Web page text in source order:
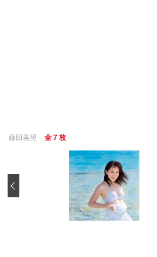
藤田美里 全 7 枚